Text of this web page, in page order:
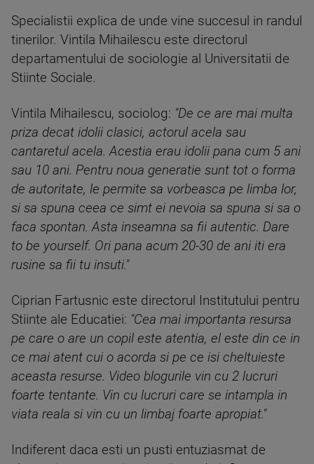
Specialistii explica de unde vine succesul in randul
tinerilor. Vintila Mihailescu este directorul
departamentului de sociologie al Universitatii de
Stiinte Sociale.
Vintila Mihailescu, sociolog: "De ce are mai multa
priza decat idolii clasici, actorul acela sau
cantaretul acela. Acestia erau idolii pana cum 5 ani
sau 10 ani. Pentru noua generatie sunt tot o forma
de autoritate, le permite sa vorbeasca pe limba lor,
si sa spuna ceea ce simt ei nevoia sa spuna si sa o
faca spontan. Asta inseamna sa fii autentic. Dare
to be yourself. Ori pana acum 20-30 de ani iti era
rusine sa fii tu insuti."
Ciprian Fartusnic este directorul Institutului pentru
Stiinte ale Educatiei: "Cea mai importanta resursa
pe care o are un copil este atentia, el este din ce in
ce mai atent cui o acorda si pe ce isi cheltuieste
aceasta resurse. Video blogurile vin cu 2 lucruri
foarte tentante. Vin cu lucruri care se intampla in
viata reala si vin cu un limbaj foarte apropiat."
Indiferent daca esti un pusti entuziasmat de